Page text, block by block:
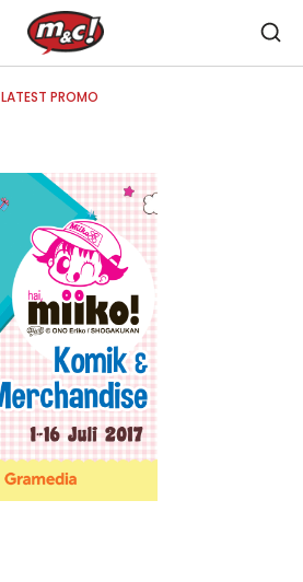
LATEST PROMO